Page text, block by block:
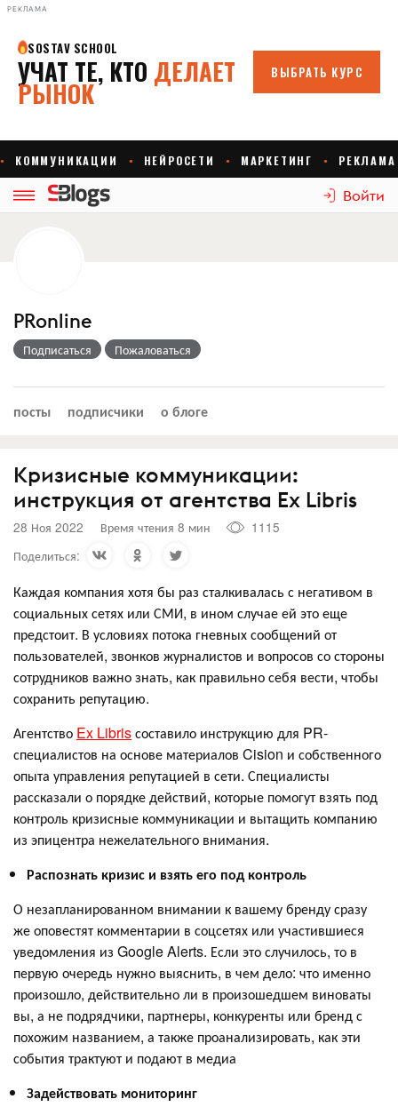
РЕКЛАМА
Войти
PRonline
Подписаться Пожаловаться
посты подписчики о блоге
Кризисные коммуникации:
инструкция от агентства Ex Libris
28 Ноя 2022 Время чтения 8 мин
1115
Поделиться:
Каждая компания хотя бы раз сталкивалась с негативом в
социальных сетях или СМИ, в ином случае ей это еще
предстоит. В условиях потока гневных сообщений от
пользователей, звонков журналистов и вопросов со стороны
сотрудников важно знать, как правильно себя вести, чтобы
сохранить репутацию.
Агентство Ex Librisсоставило инструкцию для PR-
специалистов на основе материалов Cision и собственного
опыта управления репутацией в сети. Специалисты
рассказали о порядке действий, которые помогут взять под
контроль кризисные коммуникации и вытащить компанию
из эпицентра нежелательного внимания.
Распознать кризис и взять его под контроль
О незапланированном внимании к вашему бренду сразу
же оповестят комментарии в соцсетях или участившиеся
уведомления из Google Alerts. Если это случилось, то в
первую очередь нужно выяснить, в чем дело: что именно
произошло, действительно ли в произошедшем виноваты
вы, а не подрядчики, партнеры, конкуренты или бренд с
похожим названием, а также проанализировать, как эти
события трактуют и подают в медиа
Задействовать мониторинг